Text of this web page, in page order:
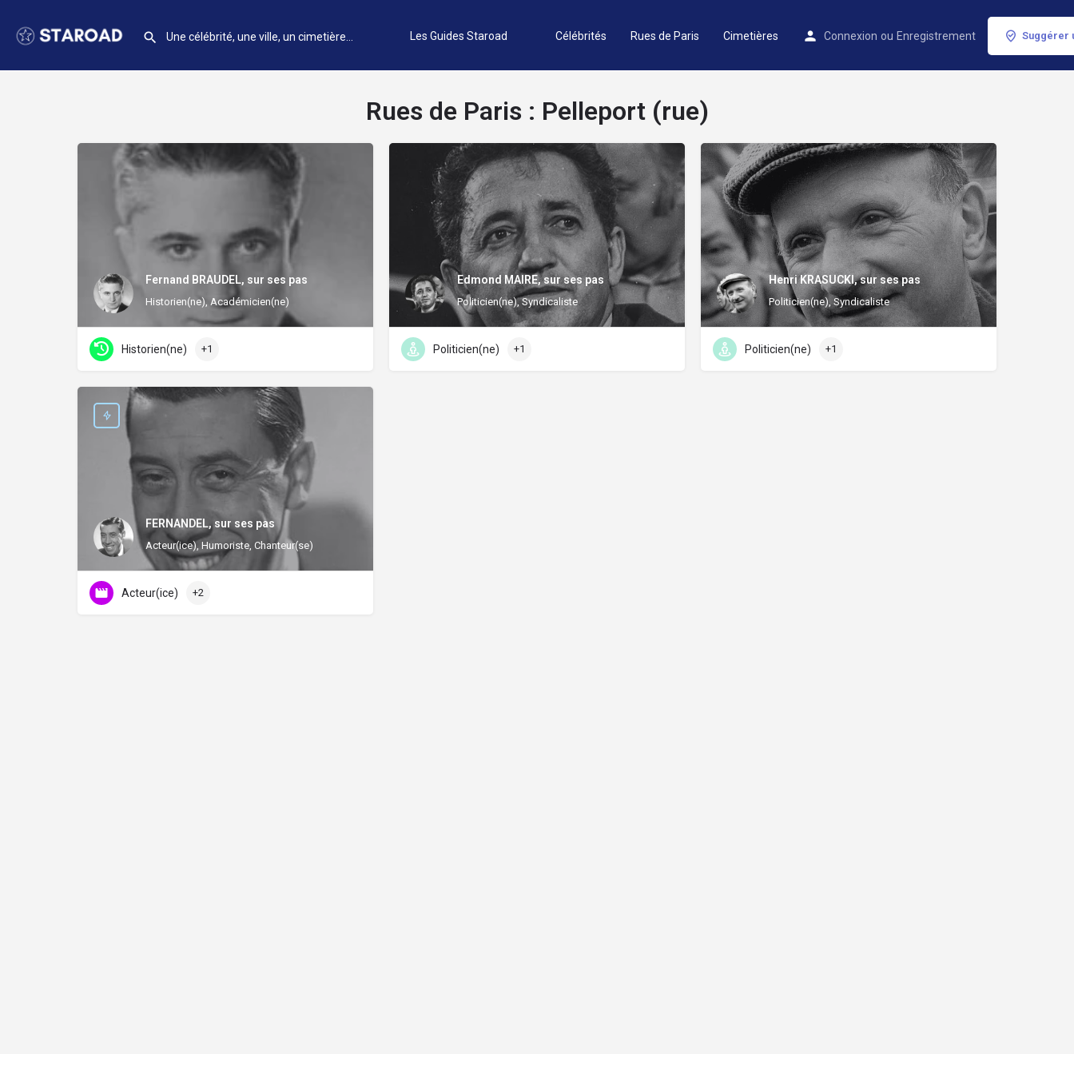
Les Guides Staroad Célébrités Rues de Paris Cimetières Connexion ou Enregistrement Suggérer
Rues de Paris : Pelleport (rue)
Fernand BRAUDEL, sur ses pas
Historien(ne), Académicien(ne)
Historien(ne) +1
Edmond MAIRE, sur ses pas
Politicien(ne), Syndicaliste
Politicien(ne) +1
Henri KRASUCKI, sur ses pas
Politicien(ne), Syndicaliste
Politicien(ne) +1
FERNANDEL, sur ses pas
Acteur(ice), Humoriste, Chanteur(se)
Acteur(ice) +2